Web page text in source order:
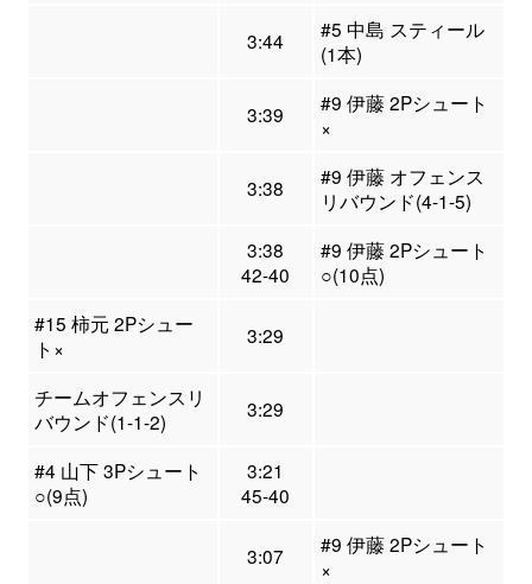
3:44
#5 中島 スティール
(1本)
3:39
#9 伊藤 2Pシュート
×
3:38
#9 伊藤 オフェンス
リバウンド(4-1-5)
3:38
42-40
#9 伊藤 2Pシュート
○(10点)
#15 柿元 2Pシュー
ト×
3:29
チームオフェンスリ
バウンド(1-1-2)
3:29
#4 山下 3Pシュート
○(9点)
3:21
45-40
3:07
#9 伊藤 2Pシュート
×